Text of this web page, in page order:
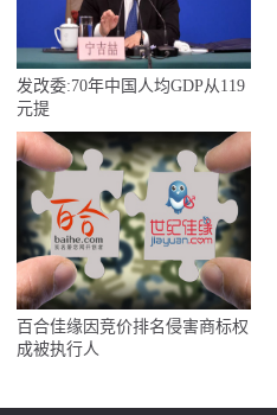
发改委:70年中国人均GDP从119
元提
百合佳缘因竞价排名侵害商标权
成被执行人